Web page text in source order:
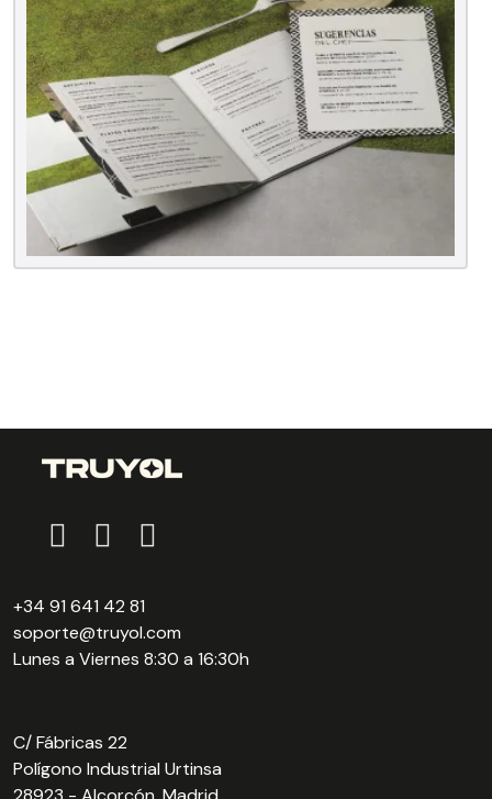
+34 91 641 42 81
soporte@truyol.com
Lunes a Viernes 8:30 a 16:30h
C/ Fábricas 22
Polígono Industrial Urtinsa